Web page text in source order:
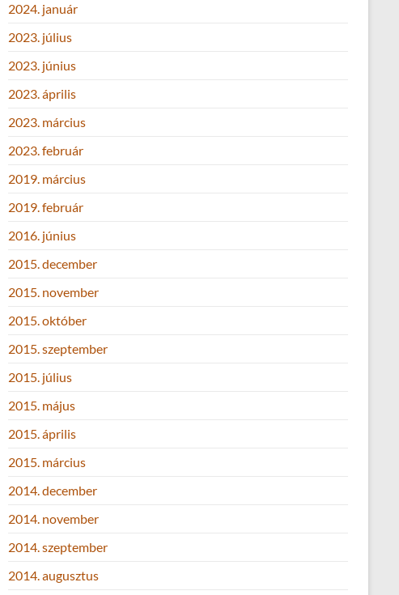
2024. január
2023. július
2023. június
2023. április
2023. március
2023. február
2019. március
2019. február
2016. június
2015. december
2015. november
2015. október
2015. szeptember
2015. július
2015. május
2015. április
2015. március
2014. december
2014. november
2014. szeptember
2014. augusztus